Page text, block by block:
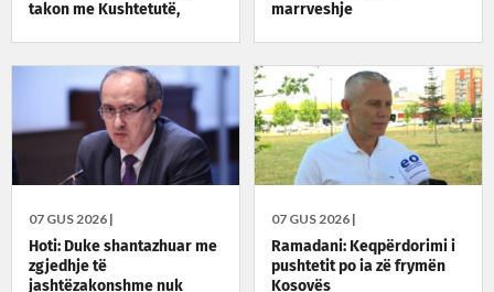
takon me Kushtetutë,
marrveshje
07 GUS 2026 |
Hoti: Duke shantazhuar me
zgjedhje të
jashtëzakonshme nuk
07 GUS 2026 |
Ramadani: Keqpërdorimi i
pushtetit po ia zë frymën
Kosovës